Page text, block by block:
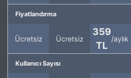
Fiyatlandırma
Ücretsiz Ücretsiz
359
TL
/aylık
Kullanıcı Sayısı